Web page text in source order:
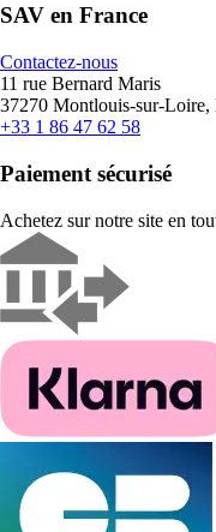
SAV en France
Contactez-nous
11 rue Bernard Maris
37270 Montlouis-sur-Loire,
+33 1 86 47 62 58
Paiement sécurisé
Achetez sur notre site en